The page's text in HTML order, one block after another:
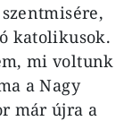
katolikusok.
mi voltunk
a Nagy
már újra a